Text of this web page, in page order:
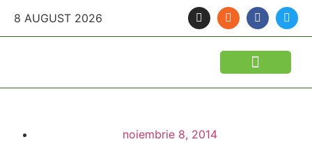
8 AUGUST 2026
noiembrie 8, 2014